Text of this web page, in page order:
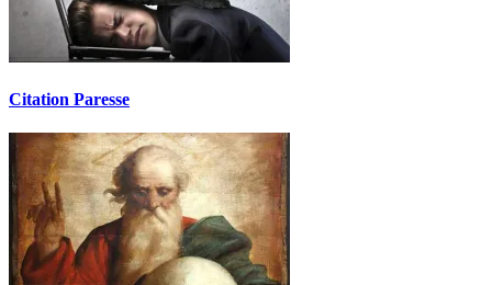
Citation Paresse